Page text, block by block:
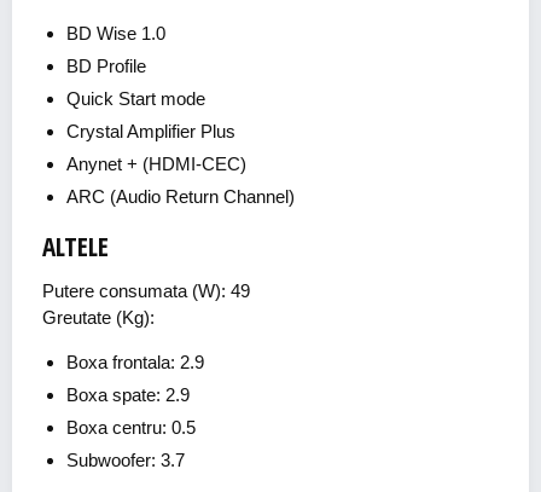
BD Wise 1.0
BD Profile
Quick Start mode
Crystal Amplifier Plus
Anynet + (HDMI-CEC)
ARC (Audio Return Channel)
ALTELE
Putere consumata (W): 49
Greutate (Kg):
Boxa frontala: 2.9
Boxa spate: 2.9
Boxa centru: 0.5
Subwoofer: 3.7